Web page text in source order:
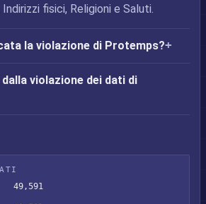
fisici, Religioni e Saluti.
la violazione di Protemps?
violazione dei dati di
49,591